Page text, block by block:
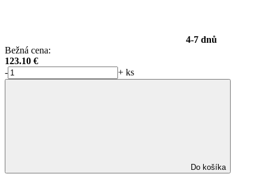
4-7 dnů
Bežná cena:
123.10 €
-
+ ks
Do košíka